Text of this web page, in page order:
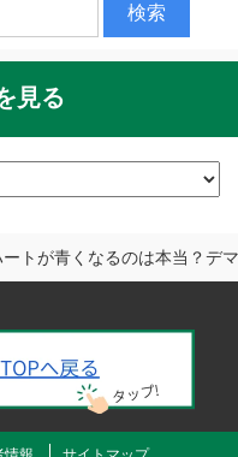
トが青くなるのは本当？デ
見る